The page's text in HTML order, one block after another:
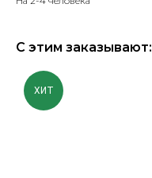
С этим заказывают:
ХИТ